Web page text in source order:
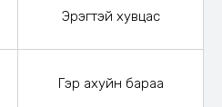
Эрэгтэй хувцас
Гэр ахуйн бараа